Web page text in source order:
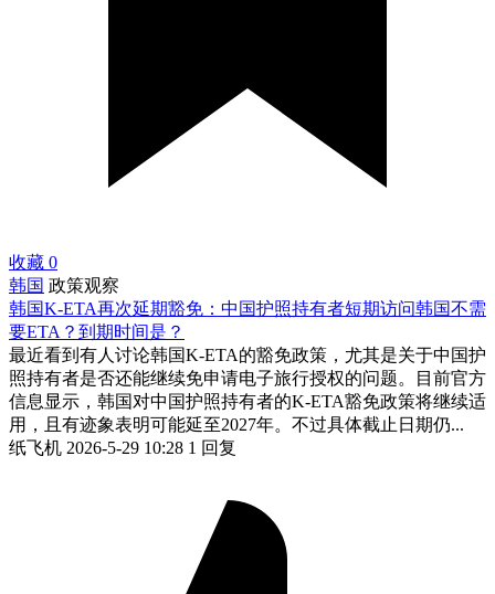
收藏 0
韩国 政策观察
韩国K-ETA再次延期豁免：中国护照持有者短期访问韩国不需
要ETA？到期时间是？
最近看到有人讨论韩国K-ETA的豁免政策，尤其是关于中国护
照持有者是否还能继续免申请电子旅行授权的问题。目前官方
信息显示，韩国对中国护照持有者的K-ETA豁免政策将继续适
用，且有迹象表明可能延至2027年。不过具体截止日期仍...
纸飞机 2026-5-29 10:28 1 回复